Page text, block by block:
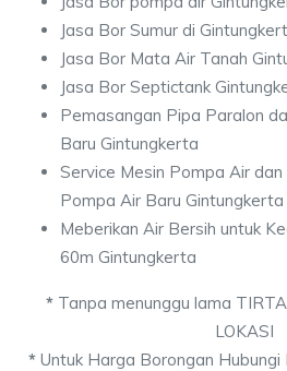
Jasa Bor Sumur di
Jasa Bor Mata Air Tanah
Jasa Bor Septictank
Pemasangan Pipa Paralon
Baru Gintungkerta
Service Mesin Pompa Air dan
Pompa Air Baru Gintungkerta
Meberikan Air Bersih untuk
60m Gintungkerta
*Tanpa menunggu lama
LOKASI
*Untuk Harga Borongan Hubungi